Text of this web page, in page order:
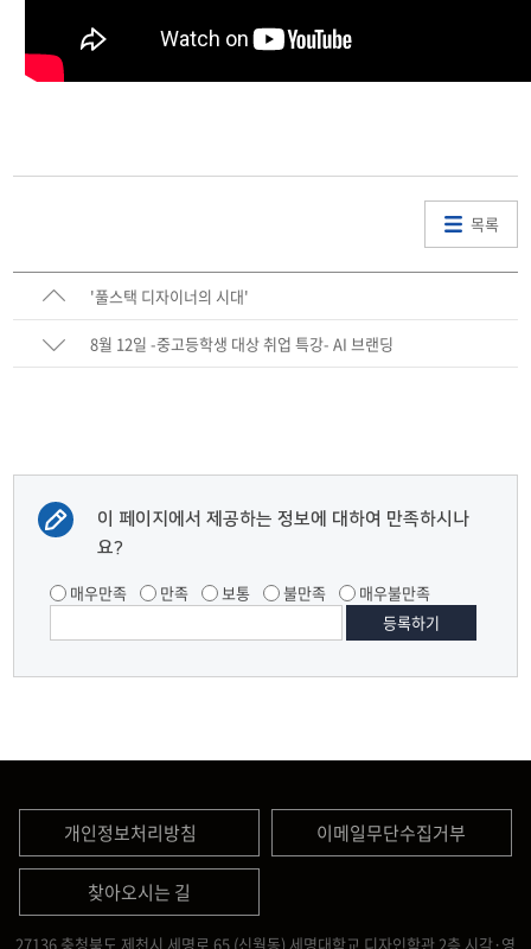
목록
'풀스택 디자이너의 시대'
8월 12일 -중고등학생 대상 취업 특강- AI 브랜딩
이 페이지에서 제공하는 정보에 대하여 만족하시나
요?
매우만족 만족 보통 불만족 매우불만족
개인정보처리방침 이메일무단수집거부
찾아오시는 길
27136 충청북도 제천시 세명로 65 (신월동) 세명대학교 디자인학관 2층 시각·영